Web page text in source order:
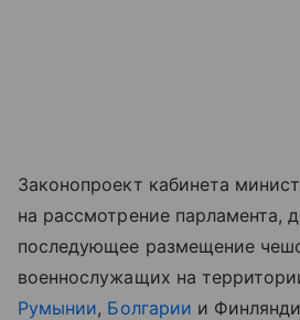
Законопроект кабинета
на рассмотрение парламента,
последующее размещение
военнослужащих на
Румынии, Болгарии и